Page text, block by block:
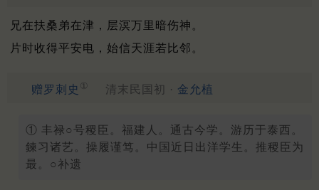
兄在扶桑弟在津，层溟万里暗伤神。
片时收得平安电，始信天涯若比邻。
赠罗刺史 ① 清末民国初 · 金允植
① 丰禄○号稷臣。福建人。通古今学。游历于泰西。
鍊习诸艺。操履谨笃。中国近日出洋学生。推稷臣为
最。○补遗